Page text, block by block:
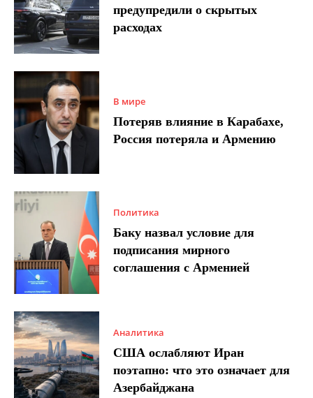
предупредили о скрытых
расходах
В мире
Потеряв влияние в Карабахе,
Россия потеряла и Армению
Политика
Баку назвал условие для
подписания мирного
соглашения с Арменией
Аналитика
США ослабляют Иран
поэтапно: что это означает для
Азербайджана